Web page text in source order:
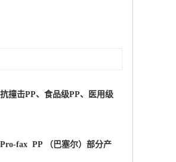
撞击PP、食品级PP、医用级
fax PP （巴塞尔）部分产